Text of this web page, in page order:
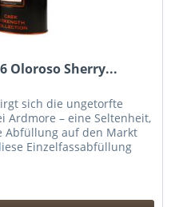
Oloroso Sherry...
sich die ungetorfte
Ardmore – eine Seltenheit,
Abfüllung auf den Markt
Einzelfassabfüllung